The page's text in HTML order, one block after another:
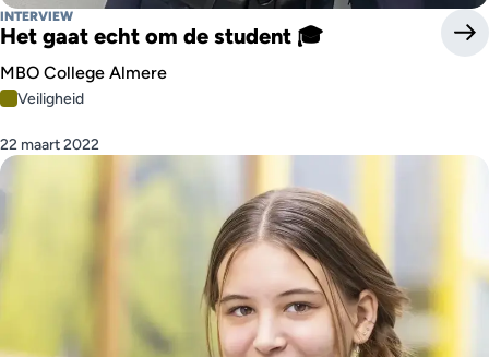
INTERVIEW
Het gaat echt om de student 🎓
MBO College Almere
Veiligheid
22 maart 2022